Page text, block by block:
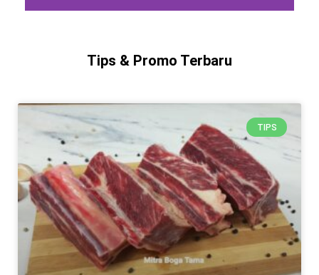
Tips & Promo Terbaru
TIPS